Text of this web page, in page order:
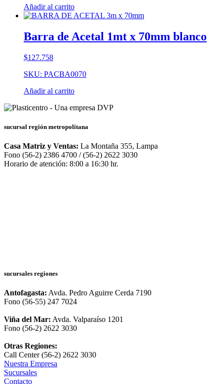
Añadir al carrito
Barra de Acetal 1mt x 70mm blanco
$127.758
SKU: PACBA0070
Añadir al carrito
sucursal región metropolitana
Casa Matriz y Ventas: La Montaña 355, Lampa
Fono (56-2) 2386 4700 / (56-2) 2622 3030
Horario de atención: 8:00 a 16:30 hr.
sucursales regiones
Antofagasta: Avda. Pedro Aguirre Cerda 7190
Fono (56-55) 247 7024
Viña del Mar: Avda. Valparaíso 1201
Fono (56-2) 2622 3030
Otras Regiones:
Call Center (56-2) 2622 3030
Nuestra Empresa
Sucursales
Contacto